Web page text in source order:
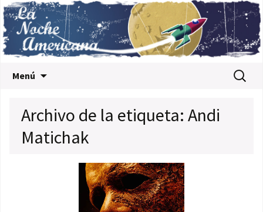
Menú Buscar:
Archivo de la etiqueta: Andi
Matichak